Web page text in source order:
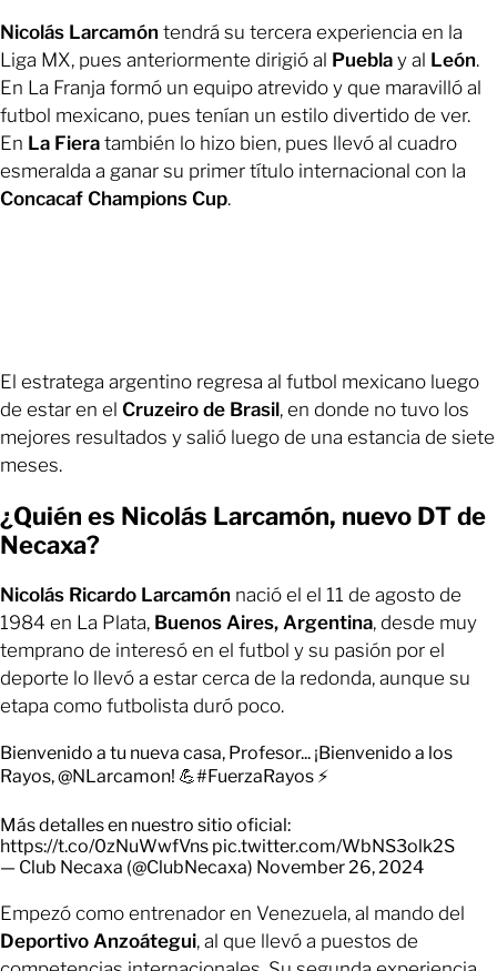
Nicolás Larcamón tendrá su tercera experiencia en la
Liga MX, pues anteriormente dirigió al Puebla y al León.
En La Franja formó un equipo atrevido y que maravilló al
futbol mexicano, pues tenían un estilo divertido de ver.
En La Fiera también lo hizo bien, pues llevó al cuadro
esmeralda a ganar su primer título internacional con la
Concacaf Champions Cup.
El estratega argentino regresa al futbol mexicano luego
de estar en el Cruzeiro de Brasil, en donde no tuvo los
mejores resultados y salió luego de una estancia de siete
meses.
¿Quién es Nicolás Larcamón, nuevo DT de
Necaxa?
Nicolás Ricardo Larcamón nació el el 11 de agosto de
1984 en La Plata, Buenos Aires, Argentina, desde muy
temprano de interesó en el futbol y su pasión por el
deporte lo llevó a estar cerca de la redonda, aunque su
etapa como futbolista duró poco.
Bienvenido a tu nueva casa, Profesor... ¡Bienvenido a los
Rayos,@NLarcamon! 💪#FuerzaRayos ⚡
Más detalles en nuestro sitio oficial:
https://t.co/0zNuWwfVns pic.twitter.com/WbNS3olk2S
— Club Necaxa (@ClubNecaxa) November 26, 2024
Empezó como entrenador en Venezuela, al mando del
Deportivo Anzoátegui, al que llevó a puestos de